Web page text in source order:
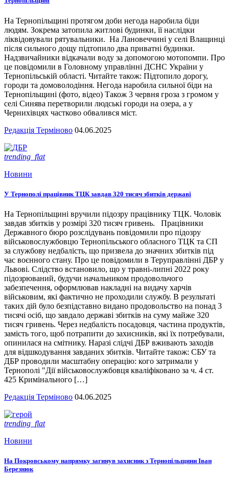
На Тернопільщині протягом доби негода наробила біди
людям. Зокрема затопила житлові будинки, її наслідки
ліквідовували рятувальники. На Лановеччині у селі Влащинці
після сильного дощу підтопило два приватні будинки.
Надзвичайники відкачали воду за допомогою мотопомпи. Про
це повідомили в Головному управлінні ДСНС України у
Тернопільській області. Читайте також: Підтопило дорогу,
городи та домоволодіння. Негода наробила сильної біди на
Тернопільщині (фото, відео) Також 3 червня гроза з громом у
селі Синява перетворили людські городи на озера, а у
Чернихівцях частково обвалився міст.
Редакція Терміново 04.06.2025
trending_flat
Новини
У Тернополі працівник ТЦК завдав 320 тисяч збитків державі
На Тернопільщині вручили підозру працівнику ТЦК. Чоловік
завдав збитків у розмірі 320 тисяч гривень. Працівники
Державного бюро розслідувань повідомили про підозру
військовослужбовцю Тернопільського обласного ТЦК та СП
за службову недбалість, що призвела до значних збитків під
час воєнного стану. Про це повідомили в Теруправлінні ДБР у
Львові. Слідство встановило, що у травні-липні 2022 року
підозрюваний, будучи начальником продовольчого
забезпечення, оформлював накладні на видачу харчів
військовим, які фактично не проходили службу. В результаті
таких дій було безпідставно видано продовольство на понад 3
тисячі осіб, що завдало державі збитків на суму майже 320
тисяч гривень. Через недбалість посадовця, частина продуктів,
замість того, щоб потрапити до захисників, які їх потребували,
опинилася на смітнику. Наразі слідчі ДБР вживають заходів
для відшкодування завданих збитків. Читайте також: СБУ та
ДБР проводили масштабну операцію: кого затримали у
Тернополі "Дії військовослужбовця кваліфіковано за ч. 4 ст.
425 Кримінального […]
Редакція Терміново 04.06.2025
trending_flat
Новини
На Покровському напрямку загинув захисник з Тернопільщини Іван
Березнюк